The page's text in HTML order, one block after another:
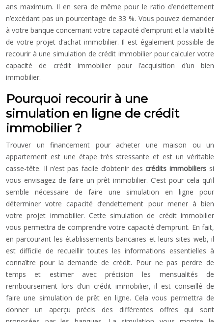
ans maximum. Il en sera de même pour le ratio d’endettement
n’excédant pas un pourcentage de 33 %. Vous pouvez demander
à votre banque concernant votre capacité d’emprunt et la viabilité
de votre projet d’achat immobilier. Il est également possible de
recourir à une simulation de crédit immobilier pour calculer votre
capacité de crédit immobilier pour l’acquisition d’un bien
immobilier.
Pourquoi recourir à une
simulation en ligne de crédit
immobilier ?
Trouver un financement pour acheter une maison ou un
appartement est une étape très stressante et est un véritable
casse-tête. Il n’est pas facile d’obtenir descrédits immobiliers si
vous envisagez de faire un prêt immobilier. C’est pour cela qu’il
semble nécessaire de faire une simulation en ligne pour
déterminer votre capacité d’endettement pour mener à bien
votre projet immobilier. Cette simulation de crédit immobilier
vous permettra de comprendre votre capacité d’emprunt. En fait,
en parcourant les établissements bancaires et leurs sites web, il
est difficile de recueillir toutes les informations essentielles à
connaître pour la demande de crédit. Pour ne pas perdre de
temps et estimer avec précision les mensualités de
remboursement lors d’un crédit immobilier, il est conseillé de
faire une simulation de prêt en ligne. Cela vous permettra de
donner un aperçu précis des différentes offres qui sont